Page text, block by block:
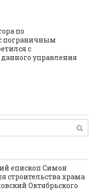
по
пограничным
с
управления
епископ Симон
строительства храма
Октябрьского